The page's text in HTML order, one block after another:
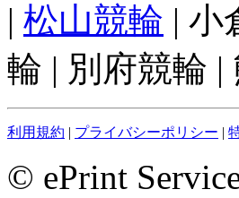
| 松山競輪 | 小
輪 | 別府競輪 |
利用規約 | プライバシーポリシー |
© ePrint